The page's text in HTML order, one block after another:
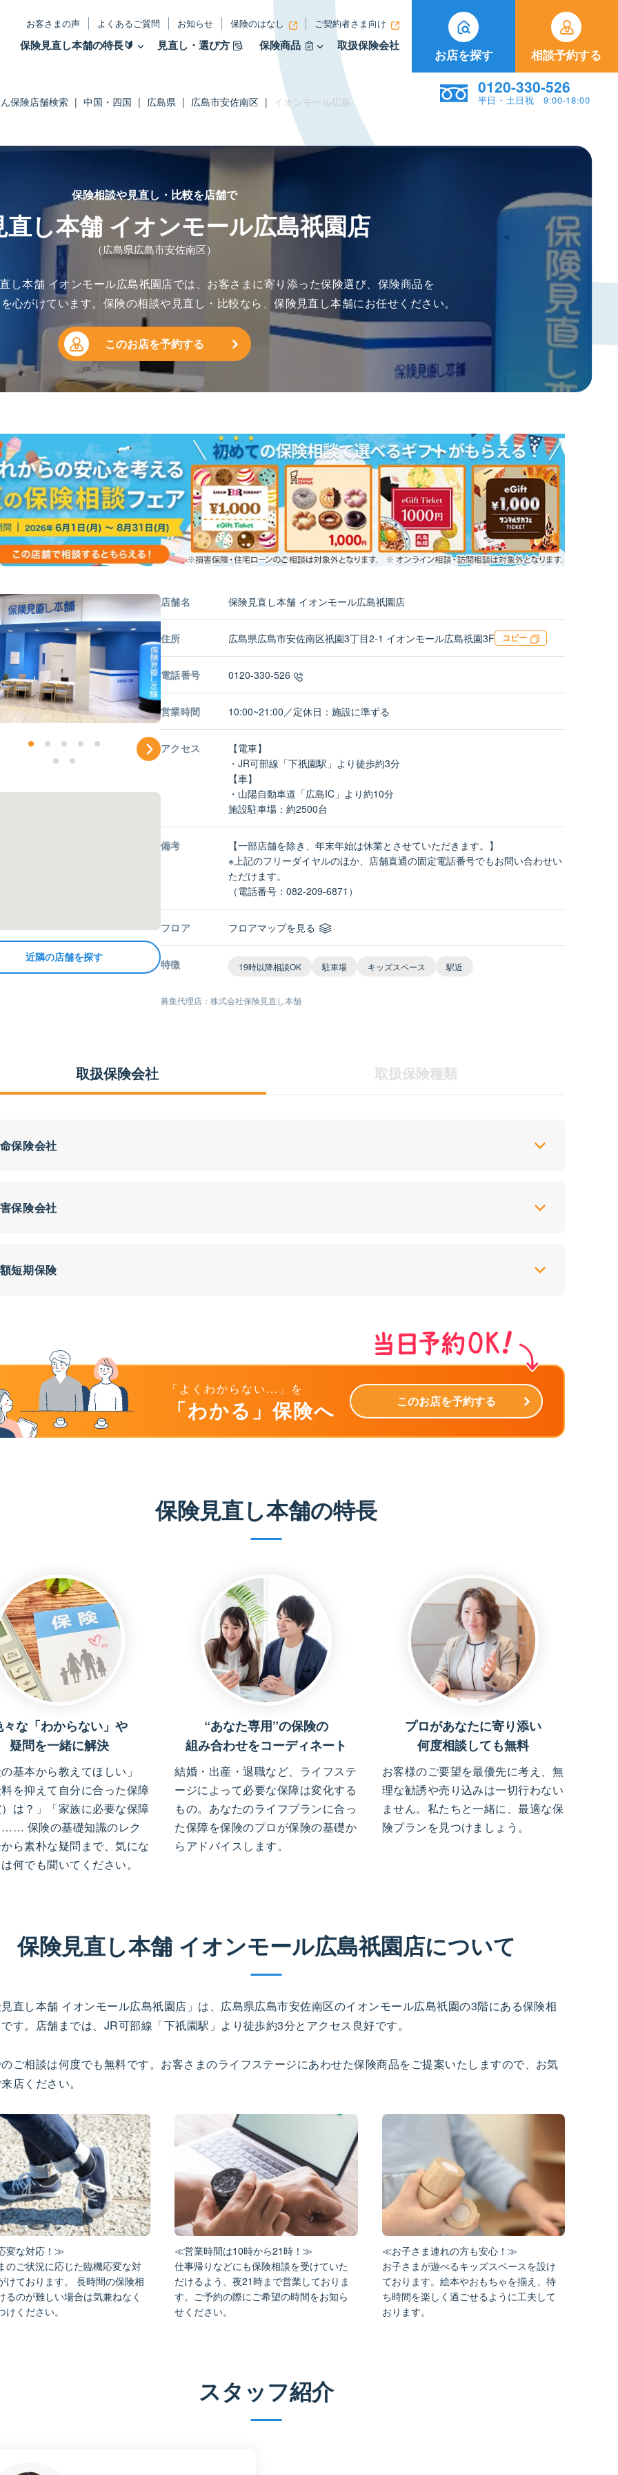
お客さまの声 よくあるご質問 お知らせ 保険のはなし ご契約者さま向け
保険見直し本舗の特長🔰 見直し・選び方 保険商品 取扱保険会社
お店を探す 相談予約する
0120-330-526
平日・土日祝 9:00-18:00
保険店舗検索 | 中国・四国 | 広島県 | 広島市安佐南区 | イオンモール広島
保険相談や見直し・比較を店舗で
直し本舗 イオンモール広島祇園店
（広島県広島市安佐南区）
し本舗 イオンモール広島祇園店では、お客さまに寄り添った保険選び、保険商品を
心がけています。保険の相談や見直し・比較なら、保険見直し本舗にお任せください。
このお店を予約する
近隣の店舗を探す
店舗名 保険見直し本舗 イオンモール広島祇園店
住所 広島県広島市安佐南区祇園3丁目2-1 イオンモール広島祇園3F コピー
電話番号 0120-330-526
営業時間 10:00~21:00／定休日：施設に準ずる
アクセス
【電車】
・JR可部線「下祇園駅」より徒歩約3分
【車】
・山陽自動車道「広島IC」より約10分
施設駐車場：約2500台
備考
【一部店舗を除き、年末年始は休業とさせていただきます。】
※上記のフリーダイヤルのほか、店舗直通の固定電話番号でもお問い合わせい
ただけます。
（電話番号：082-209-6871）
フロア フロアマップを見る
特徴 19時以降相談OK 駐車場 キッズスペース 駅近
募集代理店：株式会社保険見直し本舗
取扱保険会社 取扱保険種類
保険会社
保険会社
短期保険
「よくわからない...」を
「わかる」保険へ このお店を予約する
保険見直し本舗の特長
々な「わからない」や
疑問を一緒に解決
基本から教えてほしい」
を抑えて自分に合った保障
は？」「家族に必要な保障
保険の基礎知識のレク
ら素朴な疑問まで、気にな
何でも聞いてください。
“あなた専用”の保険の
組み合わせをコーディネート
結婚・出産・退職など、ライフステ
ージによって必要な保障は変化する
もの。あなたのライフプランに合っ
た保障を保険のプロが保険の基礎か
らアドバイスします。
プロがあなたに寄り添い
何度相談しても無料
お客様のご要望を最優先に考え、無
理な勧誘や売り込みは一切行わない
ません。私たちと一緒に、最適な保
険プランを見つけましょう。
保険見直し本舗 イオンモール広島祇園店について
直し本舗 イオンモール広島祇園店」は、広島県広島市安佐南区のイオンモール広島祇園の3階にある保険相
す。店舗までは、JR可部線「下祇園駅」より徒歩約3分とアクセス良好です。
ご相談は何度でも無料です。お客さまのライフステージにあわせた保険商品をご提案いたしますので、お気
店ください。
変な対応！≫
のご状況に応じた臨機応変な対
けております。 長時間の保険相
るのが難しい場合は気兼ねなく
けください。
≪営業時間は10時から21時！≫
仕事帰りなどにも保険相談を受けていた
だけるよう、夜21時まで営業しておりま
す。ご予約の際にご希望の時間をお知ら
せください。
≪お子さま連れの方も安心！≫
お子さまが遊べるキッズスペースを設け
ております。絵本やおもちゃを揃え、待
ち時間を楽しく過ごせるように工夫して
おります。
スタッフ紹介